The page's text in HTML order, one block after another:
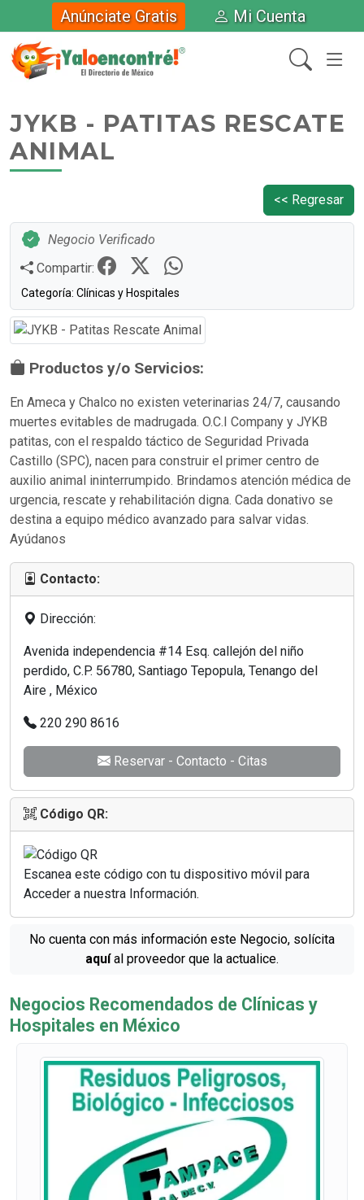
Anúnciate Gratis Mi Cuenta
JYKB - PATITAS RESCATE
ANIMAL
<< Regresar
Negocio Verificado
Compartir:
Categoría: Clínicas y Hospitales
Productos y/o Servicios:
En Ameca y Chalco no existen veterinarias 24/7, causando
muertes evitables de madrugada. O.C.I Company y JYKB
patitas, con el respaldo táctico de Seguridad Privada
Castillo (SPC), nacen para construir el primer centro de
auxilio animal ininterrumpido. Brindamos atención médica de
urgencia, rescate y rehabilitación digna. Cada donativo se
destina a equipo médico avanzado para salvar vidas.
Ayúdanos
Contacto:
Dirección:
Avenida independencia #14 Esq. callejón del niño
perdido, C.P. 56780, Santiago Tepopula, Tenango del
Aire , México
220 290 8616
Reservar - Contacto - Citas
Código QR:
Escanea este código con tu dispositivo móvil para
Acceder a nuestra Información.
No cuenta con más información este Negocio, solícita
aquíal proveedor que la actualice.
Negocios Recomendados de Clínicas y
Hospitales en México